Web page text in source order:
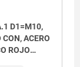
D1=M10,
ACERO
ROJO